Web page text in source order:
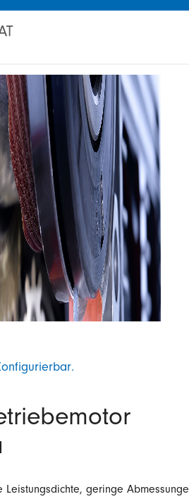
Leistungsdichte, geringe